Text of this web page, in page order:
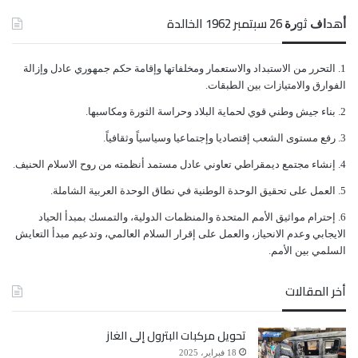
يريدون عودة عقارب الساعة إلى الوراء.. نستذكر جميعنا
سبيل الله وفي سبيل الوطن منا من تعرض للسجن أكثر
من مرة امتلأت سجون الحوثي وغير الحوثي من أبناء
المقاومة الوطنية أثناء حركتهم وقبل وصولهم إلى معسكر
بير أحمد أو وصولهم إلى المخا مؤخراً، كنا نتعرض للكثير
من التعسف من التعنت من مختلف القوى الموجودة على
الأرض، امتلأت سجون الحوثي كل من كان يغادر أو يتجه
طريق قعطبة أو يتجه طريق مارب يتعرض للاختطاف
والسجن والتحقيق أكثر من شخص أعرفهم شخصيا حبس
مرة أو مرتين وتعهد أكثر من مرة ولكن إصراره وحبه
ﺃﻫﺪﺍﻑ ﺛﻮﺭﺓ 26 ﺳﺒﺘﻤﺒﺮ 1962 الخالدة
ﺍﻟﺘﺤﺮﺭ ﻣﻦ ﺍﻻﺳﺘﺒﺪﺍﺩ ﻭﺍﻻﺳﺘﻌﻤﺎﺭ ﻭﻣﺨﻠﻔﺎﺗﻬﺎ ﻭﺇﻗﺎﻣﺔ ﺣﻜﻢ ﺟﻤﻬﻮﺭﻱ ﻋﺎﺩﻝ ﻭﺇﺯﺍﻟﺔ
ﺍﻟﻔﻮﺍﺭﻕ ﻭﺍﻻﻣﺘﻴﺎﺯﺍﺕ ﺑﻴﻦ ﺍﻟﻄﺒﻘﺎﺕ.
ﺑﻨﺎﺀ ﺟﻴﺶ ﻭﻃﻨﻲ ﻗﻮﻱ ﻟﺤﻤﺎﻳﺔ ﺍﻟﺒﻼﺩ ﻭﺣﺮﺍﺳﺔ ﺍﻟﺜﻮﺭﺓ ﻭﻣﻜﺎﺳﺒﻬﺎ.
ﺭﻓﻊ ﻣﺴﺘﻮﻯ ﺍﻟﺸﻌﺐ ﺇﻗﺘﺼﺎﺩﻳﺎ ﻭﺇﺟﺘﻤﺎﻋﻴﺎ ﻭﺳﻴﺎﺳﻴﺎً ﻭﺛﻘﺎﻓﻴﺎً.
ﺇﻧﺸﺎﺀ ﻣﺠﺘﻤﻊ ﺩﻳﻤﻘﺮﺍﻃﻲ ﺗﻌﺎﻭﻧﻲ ﻋﺎﺩﻝ ﻣﺴﺘﻤﺪ ﺃﻧﻈﻤﺘﻪ ﻣﻦ ﺭﻭﺡ ﺍﻻﺳﻼﻡ ﺍﻟﺤﻨﻴﻒ.
ﺍﻟﻌﻤﻞ ﻋﻠﻰ ﺗﺤﻘﻴﻖ ﺍﻟﻮﺣﺪﺓ ﺍﻟﻮﻃﻨﻴﺔ ﻓﻲ ﻧﻄﺎﻕ ﺍﻟﻮﺣﺪﺓ ﺍﻟﻌﺮﺑﻴﺔ ﺍﻟﺸﺎﻣﻠﺔ.
ﺇﺣﺘﺮﺍﻡ ﻣﻮﺍﺛﻴﻖ الأﻣﻢ ﺍﻟﻤﺘﺤﺪﺓ ﻭﺍﻟﻤﻨﻈﻤﺎﺕ ﺍﻟﺪﻭﻟﻴﺔ، ﻭﺍﻟﺘﻤﺴﻚ ﺑﻤﺒﺪﺃ ﺍﻟﺤﻴﺎﺩ
ﺍﻻﻳﺠﺎﺑﻲ ﻭﻋﺪﻡ ﺍﻻﻧﺤﻴﺎﺯ، ﻭﺍﻟﻌﻤﻞ ﻋﻠﻰ ﺇﻗﺮﺍﺭ ﺍﻟﺴﻼﻡ ﺍﻟﻌﺎﻟﻤﻲ، ﻭﺗﺪﻋﻴﻢ ﻣﺒﺪﺃ ﺍﻟﺘﻌﺎﻳﺶ
ﺍﻟﺴﻠﻤﻲ ﺑﻴﻦ ﺍﻷﻣﻢ.
أخر المقالات
تحويل مركبات البترول إلى الغاز
18 فبراير، 2025